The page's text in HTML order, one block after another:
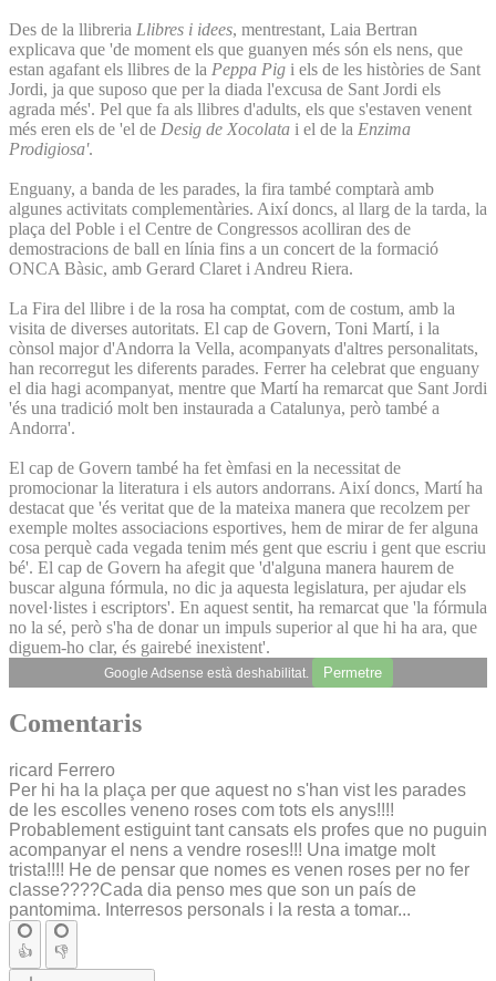
Des de la llibreria Llibres i idees, mentrestant, Laia Bertran
explicava que 'de moment els que guanyen més són els nens, que
estan agafant els llibres de la Peppa Pig i els de les històries de Sant
Jordi, ja que suposo que per la diada l'excusa de Sant Jordi els
agrada més'. Pel que fa als llibres d'adults, els que s'estaven venent
més eren els de 'el de Desig de Xocolata i el de la Enzima
Prodigiosa'.
Enguany, a banda de les parades, la fira també comptarà amb
algunes activitats complementàries. Així doncs, al llarg de la tarda, la
plaça del Poble i el Centre de Congressos acolliran des de
demostracions de ball en línia fins a un concert de la formació
ONCA Bàsic, amb Gerard Claret i Andreu Riera.
La Fira del llibre i de la rosa ha comptat, com de costum, amb la
visita de diverses autoritats. El cap de Govern, Toni Martí, i la
cònsol major d'Andorra la Vella, acompanyats d'altres personalitats,
han recorregut les diferents parades. Ferrer ha celebrat que enguany
el dia hagi acompanyat, mentre que Martí ha remarcat que Sant Jordi
'és una tradició molt ben instaurada a Catalunya, però també a
Andorra'.
El cap de Govern també ha fet èmfasi en la necessitat de
promocionar la literatura i els autors andorrans. Així doncs, Martí ha
destacat que 'és veritat que de la mateixa manera que recolzem per
exemple moltes associacions esportives, hem de mirar de fer alguna
cosa perquè cada vegada tenim més gent que escriu i gent que escriu
bé'. El cap de Govern ha afegit que 'd'alguna manera haurem de
buscar alguna fórmula, no dic ja aquesta legislatura, per ajudar els
novel·listes i escriptors'. En aquest sentit, ha remarcat que 'la fórmula
no la sé, però s'ha de donar un impuls superior al que hi ha ara, que
diguem-ho clar, és gairebé inexistent'.
Google Adsense està deshabilitat. Permetre
Comentaris
ricard Ferrero
Per hi ha la plaça per que aquest no s'han vist les parades
de les escolles veneno roses com tots els anys!!!!
Probablement estiguint tant cansats els profes que no puguin
acompanyar el nens a vendre roses!!! Una imatge molt
trista!!!! He de pensar que nomes es venen roses per no fer
classe????Cada dia penso mes que son un país de
pantomima. Interresos personals i la resta a tomar...
👍 👎